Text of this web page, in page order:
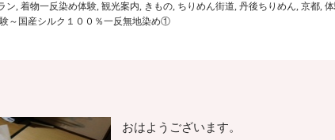
ン, 着物一反染め体験, 観光案内, きもの, ちりめん街道, 丹後ちりめん, 京都,
～国産シルク１００％一反無地染め①
おはようございます。